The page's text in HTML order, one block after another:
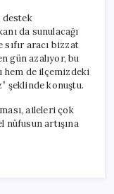
destek
da sunulacağı
aracı bizzat
gün azalıyor, bu
hem de ilçemizdeki
şeklinde konuştu.
aileleri çok
nüfusun artışına